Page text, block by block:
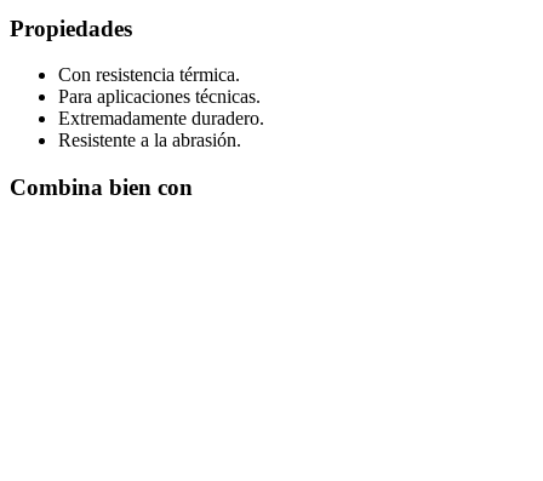
Propiedades
Con resistencia térmica.
Para aplicaciones técnicas.
Extremadamente duradero.
Resistente a la abrasión.
Combina bien con